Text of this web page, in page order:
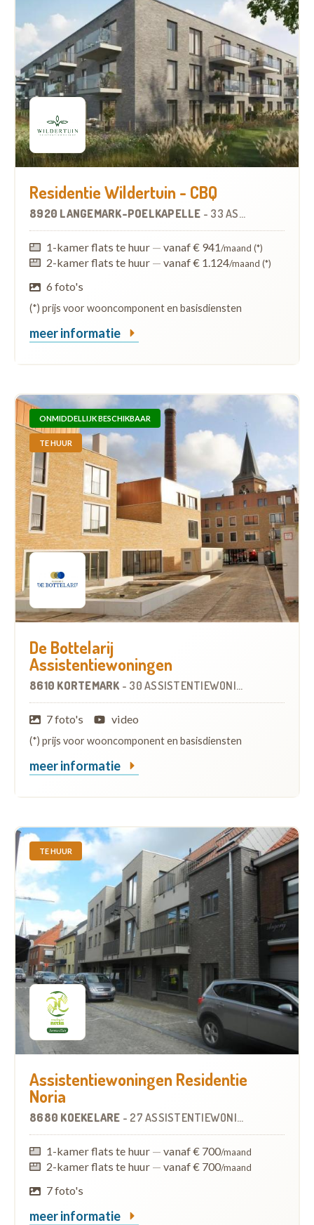
Residentie Wildertuin - CBQ
8920 LANGEMARK-POELKAPELLE - 33 ASSISTENTIEWONINGEN
1-kamer flats te huur — vanaf € 941/maand (*)
2-kamer flats te huur — vanaf € 1.124/maand (*)
6 foto's
(*) prijs voor wooncomponent en basisdiensten
meer informatie
ONMIDDELLIJK BESCHIKBAAR
TE HUUR
De Bottelarij
Assistentiewoningen
8610 KORTEMARK - 30 ASSISTENTIEWONINGEN
7 foto's video
(*) prijs voor wooncomponent en basisdiensten
meer informatie
TE HUUR
Assistentiewoningen Residentie
Noria
8680 KOEKELARE - 27 ASSISTENTIEWONINGEN
1-kamer flats te huur — vanaf € 700/maand
2-kamer flats te huur — vanaf € 700/maand
7 foto's
meer informatie